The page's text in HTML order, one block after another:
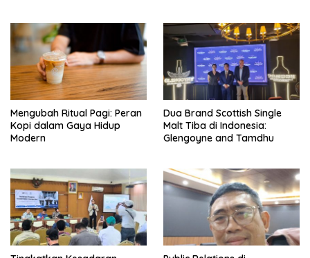
Mengubah Ritual Pagi: Peran
Kopi dalam Gaya Hidup
Modern
Dua Brand Scottish Single
Malt Tiba di Indonesia:
Glengoyne and Tamdhu